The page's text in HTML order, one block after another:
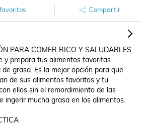
Compartir
PARA COMER RICO Y SALUDABLES
y prepara tus alimentos favoritas
grasa. Es la mejor opción para que
de sus alimentos favoritos y tu
ellos sin el remordimiento de las
ingerir mucha grasa en los alimentos.